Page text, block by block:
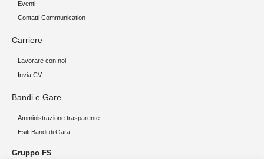
Eventi
Contatti Communication
Carriere
Lavorare con noi
Invia CV
Bandi e Gare
Amministrazione trasparente
Esiti Bandi di Gara
Gruppo FS